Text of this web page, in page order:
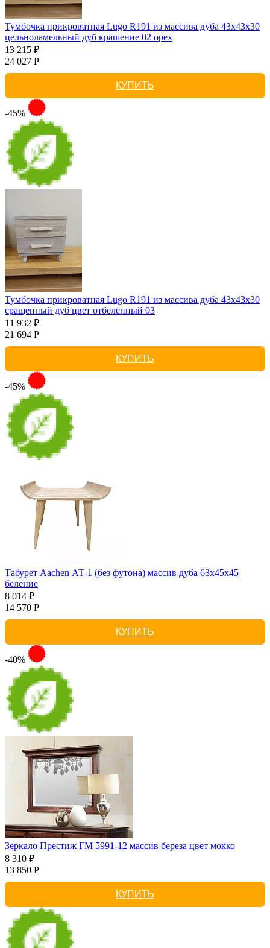
Тумбочка прикроватная Lugo R191 из массива дуба 43х43х30
цельноламельный дуб крашение 02 орех
13 215 ₽
24 027 Р
КУПИТЬ
-45%
Тумбочка прикроватная Lugo R191 из массива дуба 43х43х30
сращенный дуб цвет отбеленный 03
11 932 ₽
21 694 Р
КУПИТЬ
-45%
Табурет Aachen АТ-1 (без футона) массив дуба 63х45х45
беление
8 014 ₽
14 570 Р
КУПИТЬ
-40%
Зеркало Престиж ГМ 5991-12 массив береза цвет мокко
8 310 ₽
13 850 Р
КУПИТЬ